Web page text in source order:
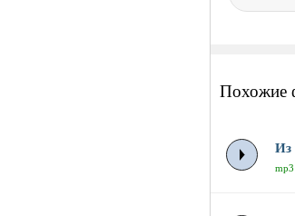
Похожие
Из
mp3